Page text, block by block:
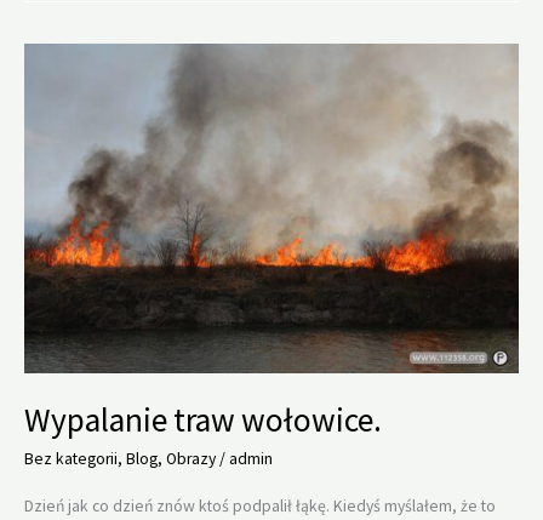
Wypalanie traw wołowice.
Bez kategorii, Blog, Obrazy/admin
Dzień jak co dzień znów ktoś podpalił łąkę. Kiedyś myślałem, że to